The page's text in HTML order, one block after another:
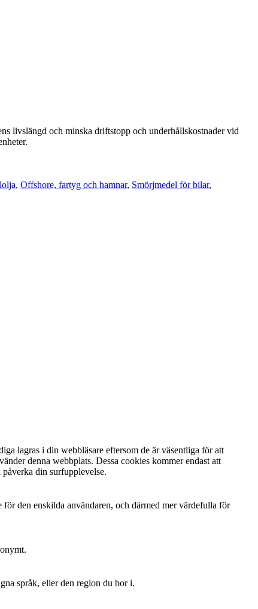
livslängd och minska driftstopp och underhållskostnader vid
, Offshore, fartyg och hamnar, Smörjmedel för bilar,
lagras i din webbläsare eftersom de är väsentliga för att
denna webbplats. Dessa cookies kommer endast att
din surfupplevelse.
den enskilda användaren, och därmed mer värdefulla för
språk, eller den region du bor i.